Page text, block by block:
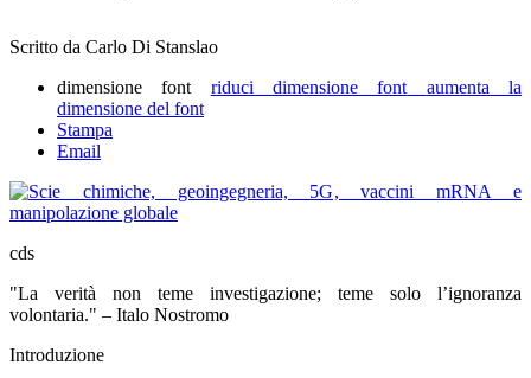
Scritto da Carlo Di Stanslao
dimensione font
riduci dimensione font
aumenta la
dimensione del font
Stampa
Email
cds
"La verità non teme investigazione; teme solo l’ignoranza
volontaria." – Italo Nostromo
Introduzione